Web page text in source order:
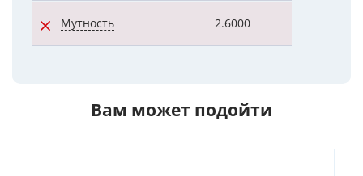
Мутность 2.6000
Вам может подойти